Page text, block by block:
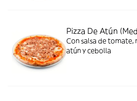
Pizza De Atún
Con salsa de tomate,
atún y cebolla